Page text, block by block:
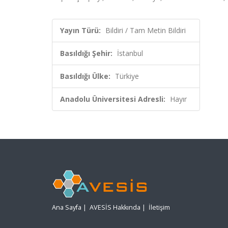
Yayın Türü: Bildiri / Tam Metin Bildiri
Basıldığı Şehir: İstanbul
Basıldığı Ülke: Türkiye
Anadolu Üniversitesi Adresli: Hayır
Ana Sayfa | AVESİS Hakkında | İletişim